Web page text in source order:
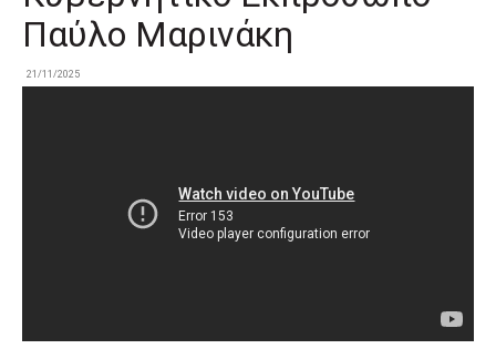
Παύλο Μαρινάκη
21/11/2025